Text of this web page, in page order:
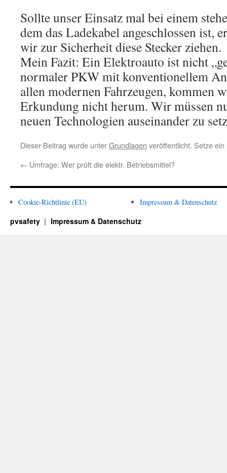
Sollte unser Einsatz mal bei einem
dem das Ladekabel angeschlossen ist,
wir zur Sicherheit diese Stecker ziehen.
Mein Fazit: Ein Elektroauto ist nicht
normaler PKW mit konventionellem
allen modernen Fahrzeugen, kommen
Erkundung nicht herum. Wir müssen
neuen Technologien auseinander zu
Dieser Beitrag wurde unterGrundlagen veröffentlicht. Setze
← Umfrage: Wer prüft die elektr. Betriebsmittel?
Cookie-Richtlinie (EU) Impressum & Datenschutz
pvsafety Impressum & Datenschutz